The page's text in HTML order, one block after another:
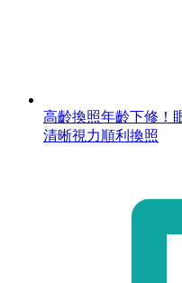
高齡換照年齡下修！
清晰視力順利換照